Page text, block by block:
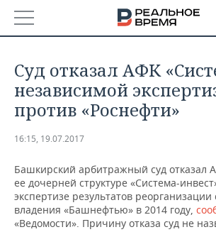
БАШКОРТОСТАН
ТАТАРСТАН
НОВОСТИ
АНАЛИТИКА
ДЕКЛАРАЦИИ О ДОХОДАХ
КОРОЛИ ГОСЗАКАЗА ПФО
НОВОСТИ ЭКОНОМИКИ
ФИНАНСЫ
ПРОМЫШЛЕННОСТЬ
НОВОСТИ
ПРОМЫШЛЕННОСТИ
НЕДВИЖИМОСТЬ
Суд отказал АФК
независимой
против «Роснефти»
16:15, 19.07.2017
Башкирский арбитражный суд отказал
ее дочерней структуре «Система-
экспертизе результатов реорганизации
владения «Башнефтью» в 2014 году,
«Ведомости». Причину отказа суд не